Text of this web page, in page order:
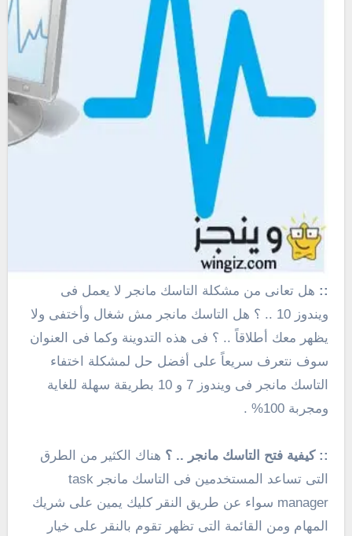
:: هل تعانى من مشكلة التاسك مانجر لا يعمل فى
ويندوز 10 .. ؟ هل التاسك مانجر مش شغال وأختفى ولا
يظهر معك أطلاقاً .. ؟ فى هذه التدوينة وكما فى العنوان
سوف نتعرف سريعاً على أفضل حل لمشكلة اختفاء
التاسك مانجر فى ويندوز 7 و 10 بطريقة سهلة للغاية
ومجربة 100% .
:: كيفية فتح التاسك مانجر .. ؟ هناك الكثير من الطرق
التى تساعد المستخدمين فى التاسك مانجر task
manager سواء عن طريق النقر كليك يمين على شريك
المهام ومن القائمة التى تظهر تقوم بالنقر على خيار